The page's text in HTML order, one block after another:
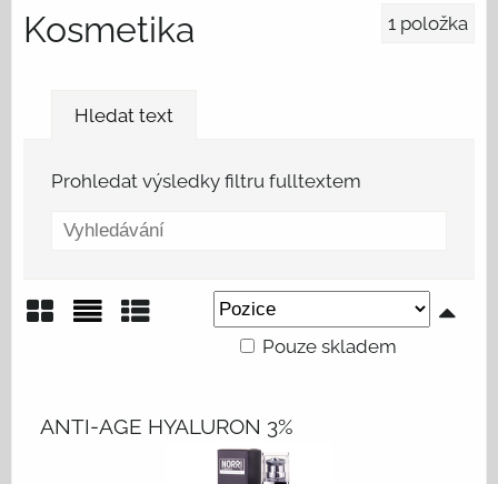
Kosmetika 1 položka
Hledat text
Prohledat výsledky filtru fulltextem
Pouze skladem
ANTI-AGE HYALURON 3%